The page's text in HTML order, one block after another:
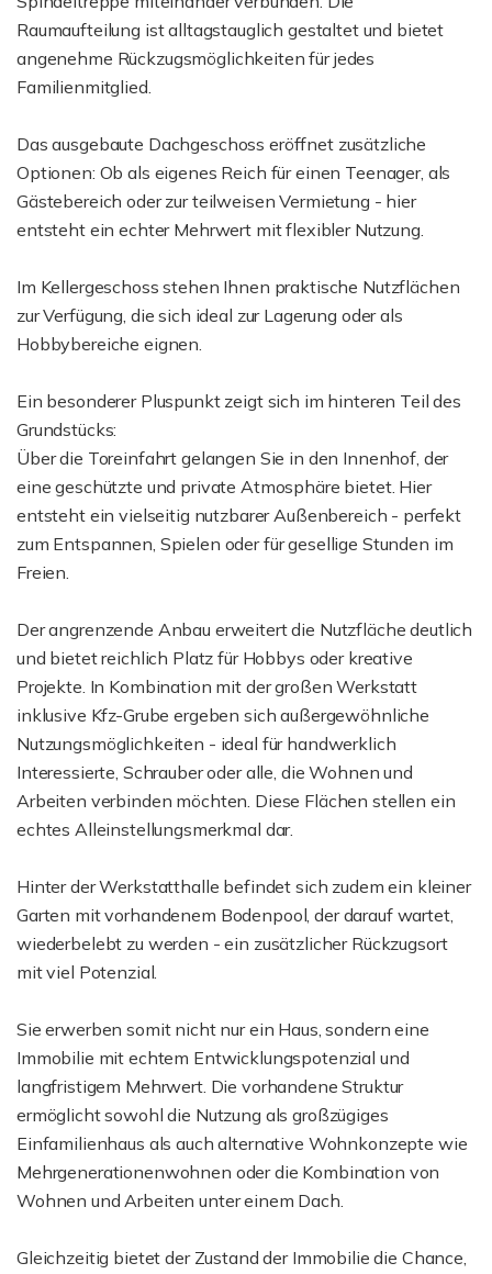
Raumaufteilung ist alltagstauglich gestaltet und bietet
angenehme Rückzugsmöglichkeiten für jedes
Familienmitglied.
Das ausgebaute Dachgeschoss eröffnet zusätzliche
Optionen: Ob als eigenes Reich für einen Teenager, als
Gästebereich oder zur teilweisen Vermietung - hier
entsteht ein echter Mehrwert mit flexibler Nutzung.
Im Kellergeschoss stehen Ihnen praktische Nutzflächen
zur Verfügung, die sich ideal zur Lagerung oder als
Hobbybereiche eignen.
Ein besonderer Pluspunkt zeigt sich im hinteren Teil des
Grundstücks:
Über die Toreinfahrt gelangen Sie in den Innenhof, der
eine geschützte und private Atmosphäre bietet. Hier
entsteht ein vielseitig nutzbarer Außenbereich - perfekt
zum Entspannen, Spielen oder für gesellige Stunden im
Freien.
Der angrenzende Anbau erweitert die Nutzfläche deutlich
und bietet reichlich Platz für Hobbys oder kreative
Projekte. In Kombination mit der großen Werkstatt
inklusive Kfz-Grube ergeben sich außergewöhnliche
Nutzungsmöglichkeiten - ideal für handwerklich
Interessierte, Schrauber oder alle, die Wohnen und
Arbeiten verbinden möchten. Diese Flächen stellen ein
echtes Alleinstellungsmerkmal dar.
Hinter der Werkstatthalle befindet sich zudem ein kleiner
Garten mit vorhandenem Bodenpool, der darauf wartet,
wiederbelebt zu werden - ein zusätzlicher Rückzugsort
mit viel Potenzial.
Sie erwerben somit nicht nur ein Haus, sondern eine
Immobilie mit echtem Entwicklungspotenzial und
langfristigem Mehrwert. Die vorhandene Struktur
ermöglicht sowohl die Nutzung als großzügiges
Einfamilienhaus als auch alternative Wohnkonzepte wie
Mehrgenerationenwohnen oder die Kombination von
Wohnen und Arbeiten unter einem Dach.
Gleichzeitig bietet der Zustand der Immobilie die Chance,